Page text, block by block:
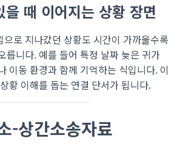
을 때 이어지는 상황 장면
로 지나갔던 상황도 시간이 가까울수록
릅니다. 예를 들어 특정 날짜 늦은 귀가
이동 환경과 함께 기억하는 식입니다. 이
황 이해를 돕는 연결 단서가 됩니다.
-상간소송자료